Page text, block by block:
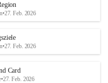
•27. Feb. 2026
•27. Feb. 2026
Card
•27. Feb. 2026